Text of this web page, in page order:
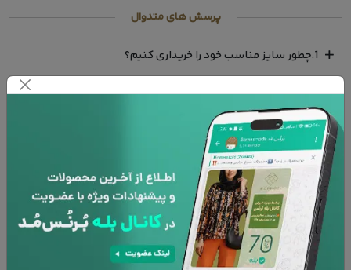
پرسش های متدوال
1.چطور سایز مناسب خود را خریداری کنیم؟
2.روش های پرداخت چگونه است ؟ آیا پرداخت به صورت قسطی
هم امکان پذیز هست؟
3.آیا امکان تعویض کالای خریداری شده وجود دارد؟
4.آیا امکان پرو لباس در محل و پرداخت درب منزل وجود دارد؟
5.روش های ارسال سفارشات به چه صورت است و زمان تحویل
کالا در تهران و شهرستان چقدر است؟